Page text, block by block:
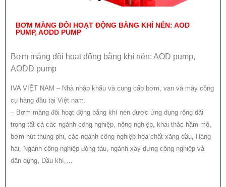
BƠM MÀNG ĐÔI HOẠT ĐỘNG BẰNG KHÍ NÉN: AOD
PUMP, AODD PUMP
Bơm màng đôi hoạt động bằng khí nén: AOD pump,
AODD pump
IVA VIỆT NAM – Nhà nhập khẩu và cung cấp bơm, van và máy công
cụ hàng đầu tại Việt nam.
– Bơm màng đôi hoạt động bằng khí nén được ứng dụng rộng dãi
trong tất cả các ngành công nghiệp, nông nghiệp, khai thác hầm mỏ,
bơm hút thùng phi, các ngành công nghiệp hóa chất xăng dầu, Hàng
hải, Ngành công nghiệp đóng tàu, ngành xây dựng công nghiệp và
dân dụng, Dầu khí,…